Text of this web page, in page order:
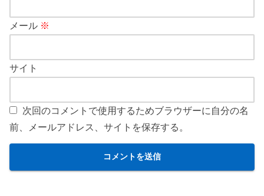
メール ※
サイト
次回のコメントで使用するためブラウザーに自分の名
前、メールアドレス、サイトを保存する。